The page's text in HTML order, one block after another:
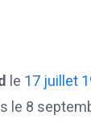
le 17 juillet
le 8